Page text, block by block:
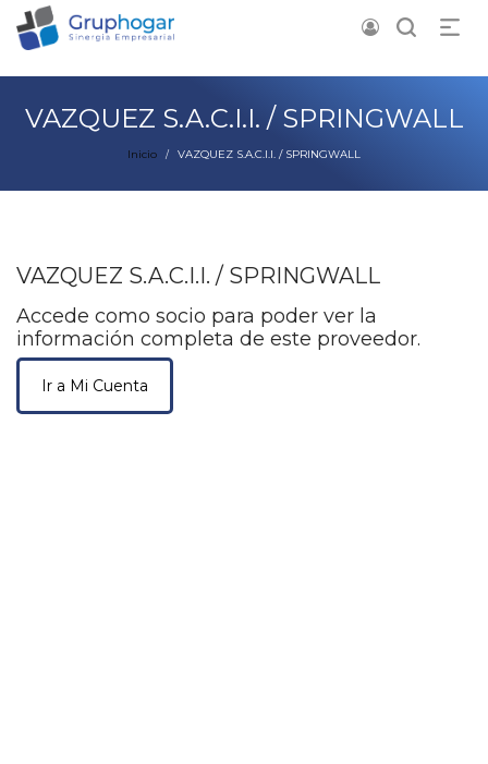
VAZQUEZ S.A.C.I.I. / SPRINGWALL
Inicio / VAZQUEZ S.A.C.I.I. / SPRINGWALL
VAZQUEZ S.A.C.I.I. / SPRINGWALL
Accede como socio para poder ver la
información completa de este proveedor.
Ir a Mi Cuenta